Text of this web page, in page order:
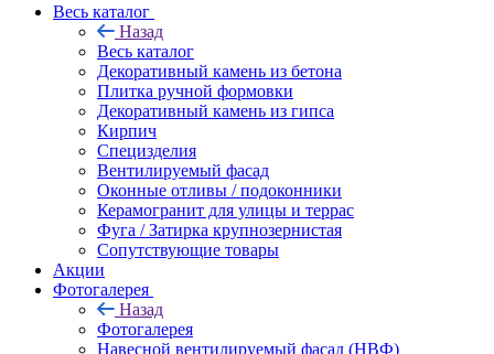
Весь каталог
Назад
Весь каталог
Декоративный камень из бетона
Плитка ручной формовки
Декоративный камень из гипса
Кирпич
Специзделия
Вентилируемый фасад
Оконные отливы / подоконники
Керамогранит для улицы и террас
Фуга / Затирка крупнозернистая
Сопутствующие товары
Акции
Фотогалерея
Назад
Фотогалерея
Навесной вентилируемый фасад (НВФ)